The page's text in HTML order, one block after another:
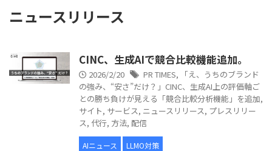
ニュースリリース
CINC、生成AIで競合比較機能追加。
2026/2/20 PR TIMES,
「え、うちのブランド
の強み、“安さ”だけ？」CINC、生成AI上の評価軸ご
との勝ち負けが見える「競合比較分析機能」を追加,
サイト, サービス, ニュースリリース, プレスリリー
ス, 代行, 方法, 配信
AIニュース LLMO対策